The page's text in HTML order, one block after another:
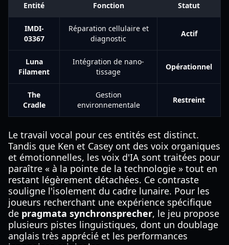
Entité Fonction Statut
IMDI-
03367
Réparation cellulaire et
diagnostic
Actif
Luna
Filament
Intégration de nano-
tissage
Opérationnel
The
Cradle
Gestion
environnementale
Restreint
Le travail vocal pour ces entités est distinct.
Tandis que Ken et Casey ont des voix organiques
et émotionnelles, les voix d'IA sont traitées pour
paraître « à la pointe de la technologie » tout en
restant légèrement détachées. Ce contraste
souligne l'isolement du cadre lunaire. Pour les
joueurs recherchant une expérience spécifique
de pragmata synchronsprecher, le jeu propose
plusieurs pistes linguistiques, dont un doublage
anglais très apprécié et les performances